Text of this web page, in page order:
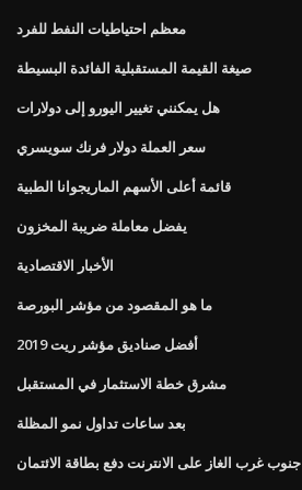
معظم احتياطيات النفط للفرد
صيغة القيمة المستقبلية الفائدة البسيطة
هل يمكنني تغيير اليورو إلى دولارات
سعر العملة دولار فرنك سويسري
قائمة أعلى الأسهم الماريجوانا الطبية
يفضل معاملة ضريبة المخزون
الأخبار الاقتصادية
ما هو المقصود من مؤشر البورصة
أفضل صناديق مؤشر ريت 2019
مشرق خطة الاستثمار في المستقبل
بعد ساعات تداول نمو المظلة
جنوب غرب الغاز على الانترنت دفع بطاقة الائتمان